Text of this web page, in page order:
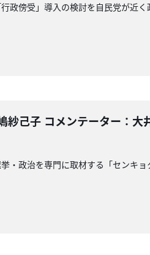
政傍受」導入の検討を自民党が近
紗己子 コメンテーター：大
・政治を専門に取材する「センキ